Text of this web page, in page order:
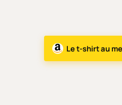
Le t-shirt au